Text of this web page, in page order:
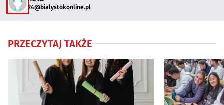
24@bialystokonline.pl
PRZECZYTAJ TAKŻE